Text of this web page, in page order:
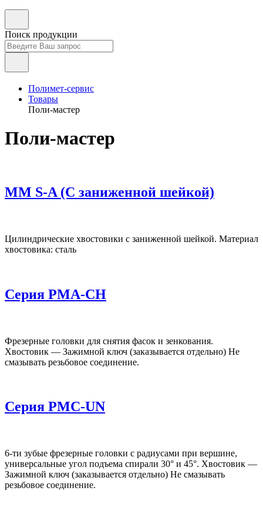
Поиск продукции
Полимет-сервис
Товары
Поли-мастер
Поли-мастер
MM S-A (С заниженной шейкой)
Цилиндрические хвостовики с заниженной шейкой. Материал
хвостовика: сталь
Серия PMA-CH
Фрезерные головки для снятия фасок и зенкования.
Хвостовик — Зажимной ключ (заказывается отдельно) Не
смазывать резьбовое соединение.
Серия PMC-UN
6-ти зубые фрезерные головки с радиусами при вершине,
универсальные угол подъема спирали 30° и 45°. Хвостовик —
Зажимной ключ (заказывается отдельно) Не смазывать
резьбовое соединение.